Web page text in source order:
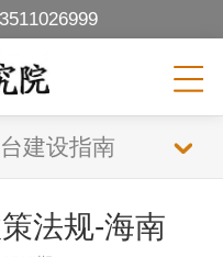
建设指南
法规-海南